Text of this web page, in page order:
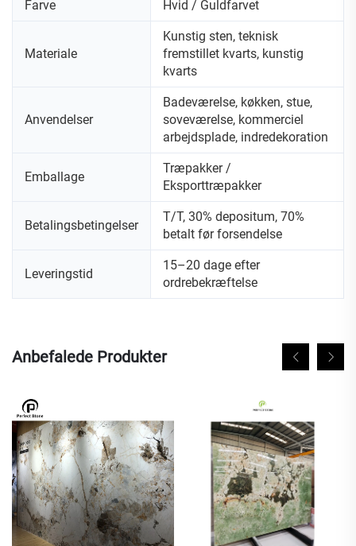
Farve Hvid / Guldfarvet
Materiale
Kunstig sten, teknisk
fremstillet kvarts, kunstig
kvarts
Anvendelser
Badeværelse, køkken, stue,
soveværelse, kommerciel
arbejdsplade, indredekoration
Emballage
Træpakker /
Eksporttræpakker
Betalingsbetingelser
T/T, 30% depositum, 70%
betalt før forsendelse
Leveringstid
15–20 dage efter
ordrebekræftelse
Anbefalede Produkter